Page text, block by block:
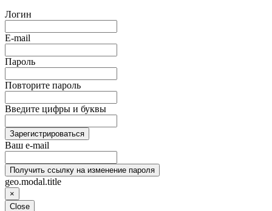
Логин
E-mail
Пароль
Повторите пароль
Введите цифры и буквы
Зарегистрироваться
Ваш e-mail
Получить ссылку на изменение пароля
geo.modal.title
×
Close